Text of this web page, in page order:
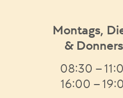
Montags,
&
08:30 –
16:00 –